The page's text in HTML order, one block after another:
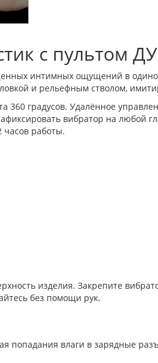
с пультом
интимных ощущений в
и рельефным стволом,
градусов. Удалённое
вибратор на любой
часов работы.
изделия. Закрепите
без помощи рук.
попадания влаги в зарядные